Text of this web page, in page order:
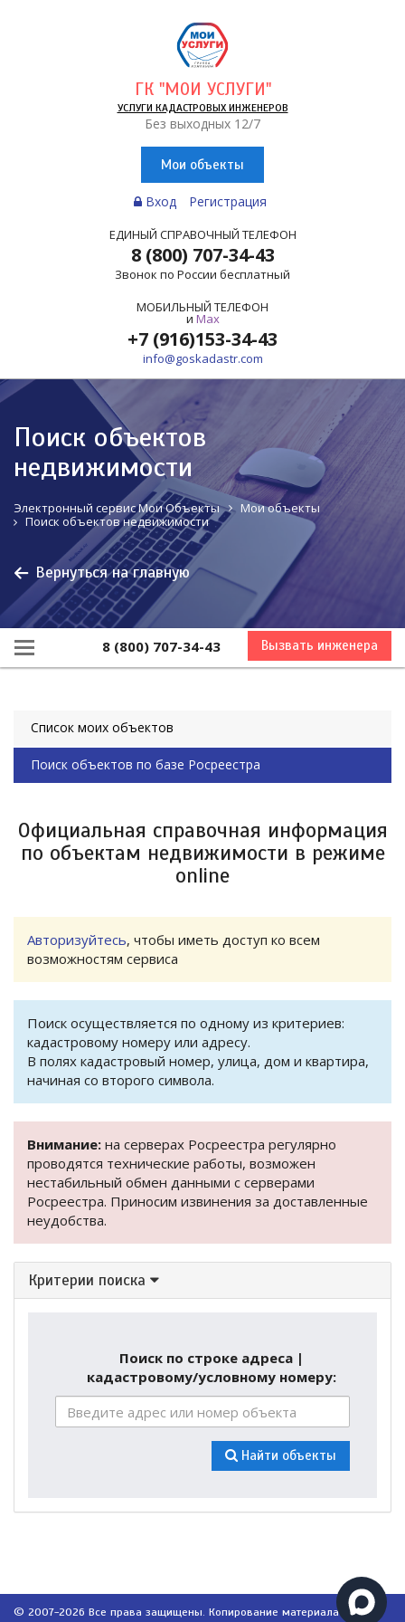
ГК "МОИ УСЛУГИ"
УСЛУГИ КАДАСТРОВЫХ ИНЖЕНЕРОВ
Без выходных 12/7
Мои объекты
Вход Регистрация
ЕДИНЫЙ СПРАВОЧНЫЙ ТЕЛЕФОН
8 (800) 707-34-43
Звонок по России бесплатный
МОБИЛЬНЫЙ ТЕЛЕФОН
и Max
+7 (916)153-34-43
info@goskadastr.com
Поиск объектов
недвижимости
Электронный сервис Мои Объекты
Мои объекты
Поиск объектов недвижимости
Вернуться на главную
Вызвать инженера
8 (800) 707-34-43
Список моих объектов
Поиск объектов по базе Росреестра
Официальная справочная информация
по объектам недвижимости в режиме
online
Авторизуйтесь, чтобы иметь доступ ко всем
возможностям сервиса
Поиск осуществляется по одному из критериев:
кадастровому номеру или адресу.
В полях кадастровый номер, улица, дом и квартира,
начиная со второго символа.
Внимание: на серверах Росреестра регулярно
проводятся технические работы, возможен
нестабильный обмен данными с серверами
Росреестра. Приносим извинения за доставленные
неудобства.
Критерии поиска
Поиск по строке адреса |
кадастровому/условному номеру:
Найти объекты
© 2007-2026 Все права защищены. Копирование материала